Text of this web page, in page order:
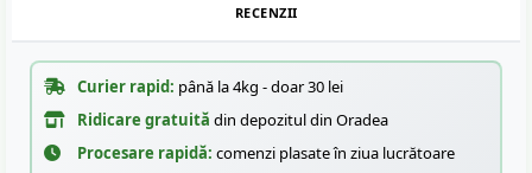
RECENZII
Curier rapid: până la 4kg - doar 30 lei
Ridicare gratuită din depozitul din Oradea
Procesare rapidă: comenzi plasate în ziua lucrătoare